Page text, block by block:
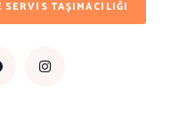
SERVIS TAŞIMACILIĞI